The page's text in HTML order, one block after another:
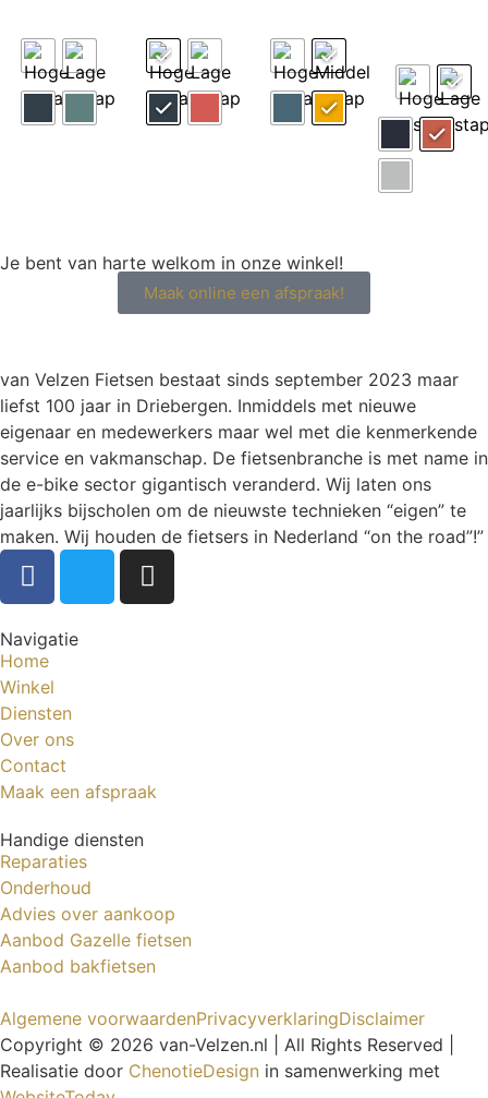
Je bent van harte welkom in onze winkel!
Maak online een afspraak!
van Velzen Fietsen bestaat sinds september 2023 maar
liefst 100 jaar in Driebergen. Inmiddels met nieuwe
eigenaar en medewerkers maar wel met die kenmerkende
service en vakmanschap. De fietsenbranche is met name in
de e-bike sector gigantisch veranderd. Wij laten ons
jaarlijks bijscholen om de nieuwste technieken “eigen” te
maken. Wij houden de fietsers in Nederland “on the road”!”
Navigatie
Home
Winkel
Diensten
Over ons
Contact
Maak een afspraak
Handige diensten
Reparaties
Onderhoud
Advies over aankoop
Aanbod Gazelle fietsen
Aanbod bakfietsen
Algemene voorwaardenPrivacyverklaringDisclaimer
Copyright © 2026 van-Velzen.nl | All Rights Reserved |
Realisatie door ChenotieDesign in samenwerking met